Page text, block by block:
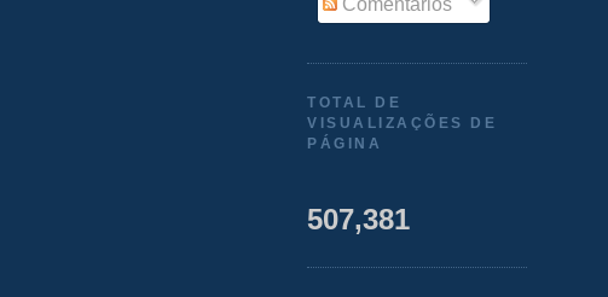
Comentários
TOTAL DE
VISUALIZAÇÕES DE
PÁGINA
507,381